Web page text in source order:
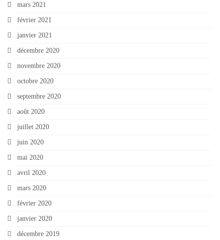
mars 2021
février 2021
janvier 2021
décembre 2020
novembre 2020
octobre 2020
septembre 2020
août 2020
juillet 2020
juin 2020
mai 2020
avril 2020
mars 2020
février 2020
janvier 2020
décembre 2019